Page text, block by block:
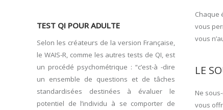
TEST QI POUR ADULTE
Selon les créateurs de la version Française,
le WAIS-R, comme les autres tests de QI, est
un procédé psychométrique : “c’est-à -dire
un ensemble de questions et de tâches
standardisées destinées à évaluer le
potentiel de l’individu à se comporter de
Chaque
vous
vous
LE
Ne
vous